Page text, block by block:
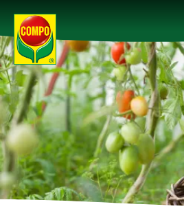
Produkty
Rady a tipy
Témy